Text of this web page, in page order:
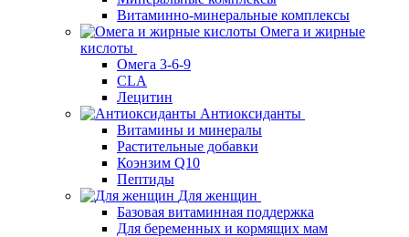
Витаминно-минеральные комплексы
Омега и жирные
кислоты
Омега 3-6-9
CLA
Лецитин
Антиоксиданты
Витамины и минералы
Растительные добавки
Коэнзим Q10
Пептиды
Для женщин
Базовая витаминная поддержка
Для беременных и кормящих мам